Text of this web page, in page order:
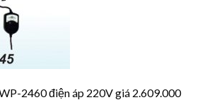
2460 điện áp 220V giá 2.609.000